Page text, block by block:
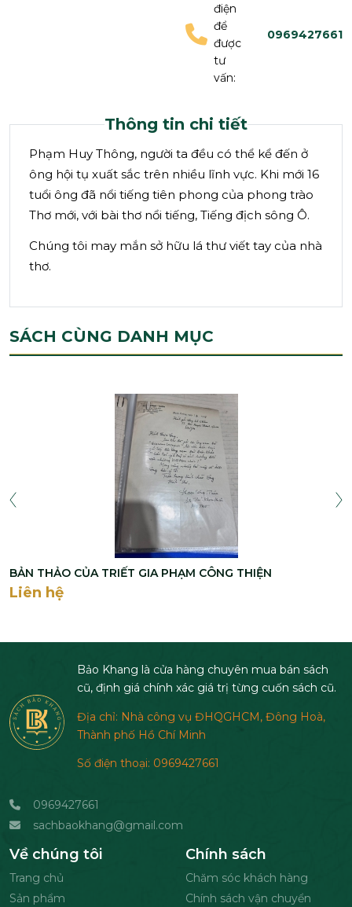
điện
để
được
tư
vấn:
0969427661
Thông tin chi tiết
Phạm Huy Thông, người ta đều có thể kể đến ở
ông hội tụ xuất sắc trên nhiều lĩnh vực. Khi mới 16
tuổi ông đã nổi tiếng tiên phong của phong trào
Thơ mới, với bài thơ nổi tiếng, Tiếng địch sông Ô.
Chúng tôi may mắn sở hữu lá thư viết tay của nhà
thơ.
SÁCH CÙNG DANH MỤC
BẢN THẢO CỦA TRIẾT GIA PHẠM CÔNG THIỆN
Liên hệ
Bảo Khang là cửa hàng chuyên mua bán sách
cũ, định giá chính xác giá trị từng cuốn sách cũ.
Địa chỉ: Nhà công vụ ĐHQGHCM, Đông Hoà,
Thành phố Hồ Chí Minh
Số điện thoại: 0969427661
0969427661
sachbaokhang@gmail.com
Về chúng tôi
Trang chủ
Sản phẩm
Chính sách
Chăm sóc khách hàng
Chính sách vận chuyển